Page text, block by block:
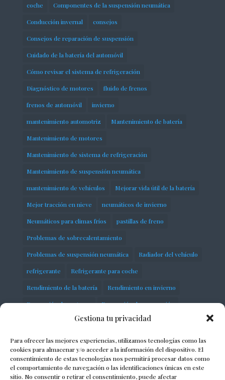
Gestiona tu privacidad
Para ofrecer las mejores experiencias, utilizamos tecnologías como las
cookies para almacenar y/o acceder a la información del dispositivo. El
consentimiento de estas tecnologías nos permitirá procesar datos como
el comportamiento de navegación o las identificaciones únicas en este
sitio. No consentir o retirar el consentimiento, puede afectar
coche Componentes de la suspensión neumática
Conducción invernal consejos
Consejos de reparación de suspensión
Cuidado de la batería del automóvil
Cómo revisar el sistema de refrigeración
Diagnóstico de motores fluido de frenos
frenos de automóvil invierno
mantenimiento automotriz Mantenimiento de batería
Mantenimiento de motores
Mantenimiento de sistema de refrigeración
Mantenimiento de suspensión neumática
mantenimiento de vehículos Mejorar vida útil de la batería
Mejor tracción en nieve neumáticos de invierno
Neumáticos para climas fríos pastillas de freno
Problemas de sobrecalentamiento
Problemas de suspensión neumática Radiador del vehículo
refrigerante Refrigerante para coche
Rendimiento de la batería Rendimiento en invierno
Reparación de motores Reparación de suspensión
Seguridad en carretera servicios
Sistema de distribución Sobrecalentamiento del motor
Soluciones para suspensión defectuosa
Solución de problemas del motor Suspensión de vehículos